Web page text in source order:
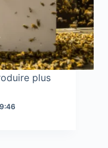
plus